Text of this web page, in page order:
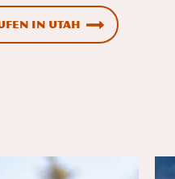
in Utah